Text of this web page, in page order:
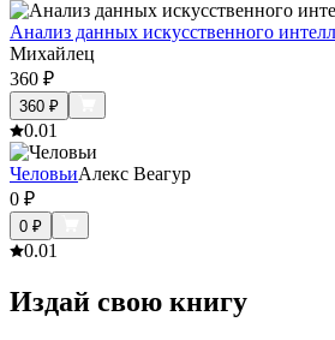
Анализ данных искусственного
Михайлец
360 ₽
360 ₽
0.01
ЧеловьиАлекс Веагур
0 ₽
0 ₽
0.01
Издай свою книгу